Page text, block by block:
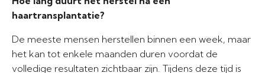
haartransplantatie?
De meeste mensen herstellen binnen een week, maar
het kan tot enkele maanden duren voordat de
volledige resultaten zichtbaar zijn. Tijdens deze tijd is